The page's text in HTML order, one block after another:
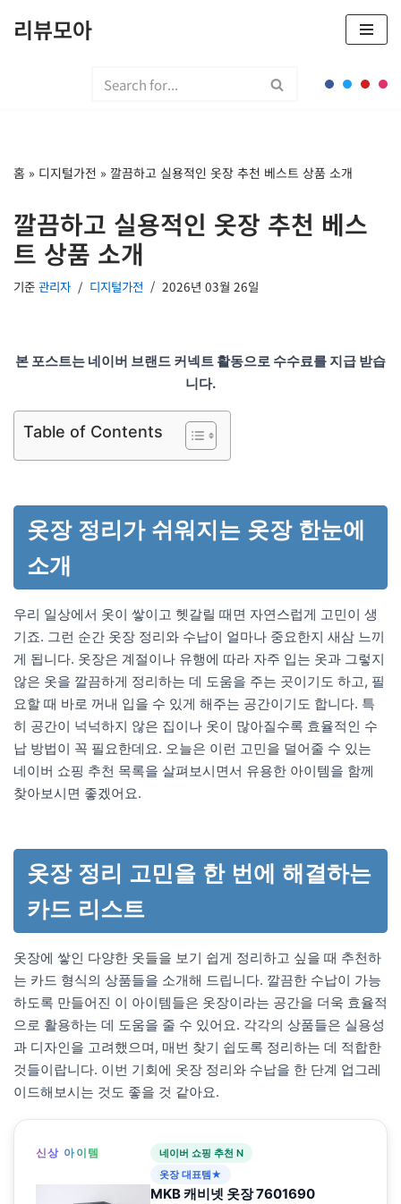
뛰
리뷰모아
홈 » 디지털가전 » 깔끔하고 실용적인 옷장 추천 베스트 상품 소개
깔끔하고 실용적인 옷장 추천 베스
트 상품 소개
기준 관리자 디지털가전 2026년 03월 26일
본 포스트는 네이버 브랜드 커넥트 활동으로 수수료를 지급 받습
니다.
Table of Contents
옷장 정리가 쉬워지는 옷장 한눈에
소개
우리 일상에서 옷이 쌓이고 헷갈릴 때면 자연스럽게 고민이 생
기죠. 그런 순간 옷장 정리와 수납이 얼마나 중요한지 새삼 느끼
게 됩니다. 옷장은 계절이나 유행에 따라 자주 입는 옷과 그렇지
않은 옷을 깔끔하게 정리하는 데 도움을 주는 곳이기도 하고, 필
요할 때 바로 꺼내 입을 수 있게 해주는 공간이기도 합니다. 특
히 공간이 넉넉하지 않은 집이나 옷이 많아질수록 효율적인 수
납 방법이 꼭 필요한데요. 오늘은 이런 고민을 덜어줄 수 있는
네이버 쇼핑 추천 목록을 살펴보시면서 유용한 아이템을 함께
찾아보시면 좋겠어요.
옷장 정리 고민을 한 번에 해결하는
카드 리스트
옷장에 쌓인 다양한 옷들을 보기 쉽게 정리하고 싶을 때 추천하
는 카드 형식의 상품들을 소개해 드립니다. 깔끔한 수납이 가능
하도록 만들어진 이 아이템들은 옷장이라는 공간을 더욱 효율적
으로 활용하는 데 도움을 줄 수 있어요. 각각의 상품들은 실용성
과 디자인을 고려했으며, 매번 찾기 쉽도록 정리하는 데 적합한
것들이랍니다. 이번 기회에 옷장 정리와 수납을 한 단계 업그레
이드해보시는 것도 좋을 것 같아요.
신상 아이템
네이버 쇼핑 추천 N
옷장 대표템★
MKB 캐비넷 옷장 7601690